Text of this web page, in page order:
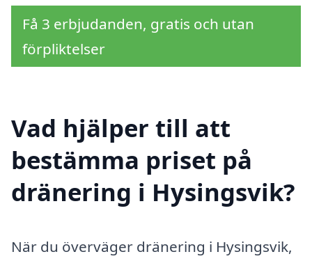
Få 3 erbjudanden, gratis och utan
förpliktelser
Vad hjälper till att
bestämma priset på
dränering i Hysingsvik?
När du överväger dränering i Hysingsvik,